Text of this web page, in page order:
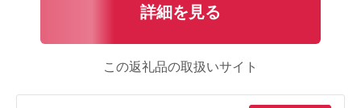
詳細を見る
この返礼品の取扱いサイト